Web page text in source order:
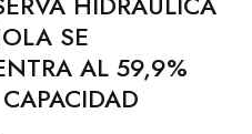
SE
AL 59,9%